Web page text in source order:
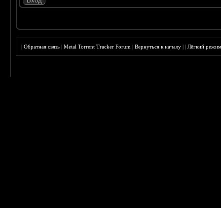
|Обратная связь |Metal Torrent Tracker Forum |Вернуться к началу ||Лёгкий